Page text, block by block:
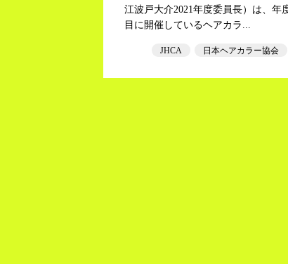
江波戸大介2021年度委員長）は、年
目に開催しているヘアカラ...
JHCA 日本ヘアカラー協会